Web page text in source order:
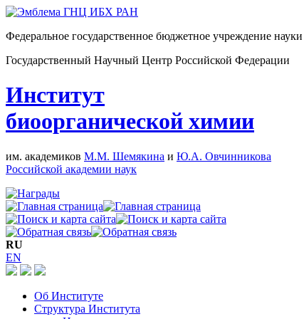
Федеральное государственное бюджетное учреждение науки
Государственный Научный Центр Российской Федерации
Институт
биоорганической химии
им. академиков М.М. Шемякина и Ю.А. Овчинникова
Российской академии наук
RU
EN
Об Институте
Структура Института